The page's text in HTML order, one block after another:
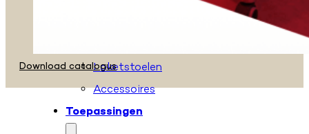
Loketstoelen
Accessoires
Toepassingen
Download catalogus